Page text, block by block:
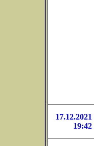
17.12.2021
19:42